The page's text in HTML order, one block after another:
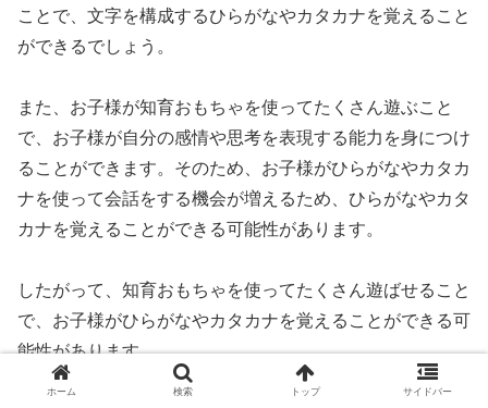
ことで、文字を構成するひらがなやカタカナを覚えること
ができるでしょう。
また、お子様が知育おもちゃを使ってたくさん遊ぶこと
で、お子様が自分の感情や思考を表現する能力を身につけ
ることができます。そのため、お子様がひらがなやカタカ
ナを使って会話をする機会が増えるため、ひらがなやカタ
カナを覚えることができる可能性があります。
したがって、知育おもちゃを使ってたくさん遊ばせること
で、お子様がひらがなやカタカナを覚えることができる可
能性があります。
ホーム 検索 トップ サイドバー